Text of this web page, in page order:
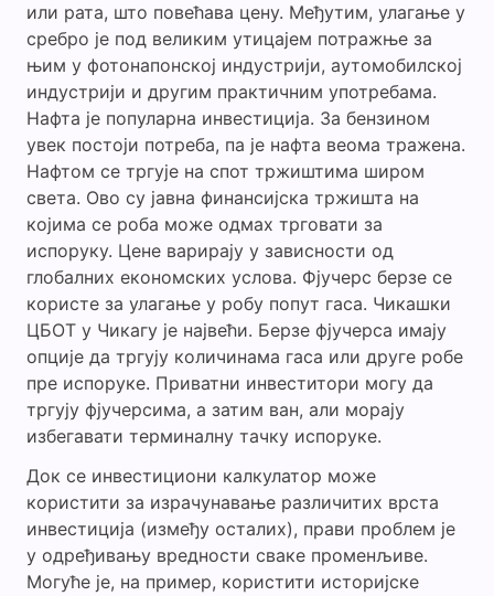
или рата, што повећава цену. Међутим, улагање у
сребро је под великим утицајем потражње за
њим у фотонапонској индустрији, аутомобилској
индустрији и другим практичним употребама.
Нафта је популарна инвестиција. За бензином
увек постоји потреба, па је нафта веома тражена.
Нафтом се тргује на спот тржиштима широм
света. Ово су јавна финансијска тржишта на
којима се роба може одмах трговати за
испоруку. Цене варирају у зависности од
глобалних економских услова. Фјучерс берзе се
користе за улагање у робу попут гаса. Чикашки
ЦБОТ у Чикагу је највећи. Берзе фјучерса имају
опције да тргују количинама гаса или друге робе
пре испоруке. Приватни инвеститори могу да
тргују фјучерсима, а затим ван, али морају
избегавати терминалну тачку испоруке.
Док се инвестициони калкулатор може
користити за израчунавање различитих врста
инвестиција (између осталих), прави проблем је
у одређивању вредности сваке променљиве.
Могуће је, на пример, користити историјске